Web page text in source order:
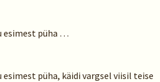
esimest püha …
esimest püha, käidi vargsel viisil teise